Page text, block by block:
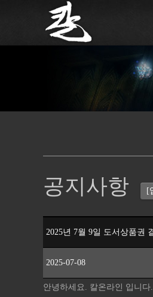
공지사항 [
2025년 7월 9일 도서상품권
2025-07-08
안녕하세요. 칼온라인 입니다.